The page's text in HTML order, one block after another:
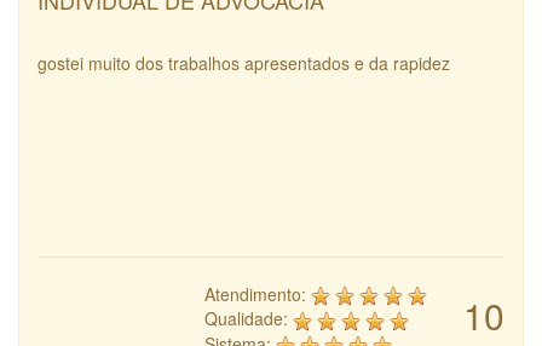
gostei muito dos trabalhos apresentados e da rapidez
10
Atendimento:
Qualidade: